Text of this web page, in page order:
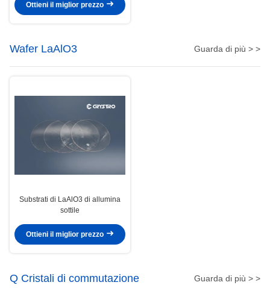
Ottieni il miglior prezzo
Wafer LaAlO3 Guarda di più > >
Substrati di LaAlO3 di allumina
sottile
Ottieni il miglior prezzo
Q Cristali di commutazione Guarda di più > >